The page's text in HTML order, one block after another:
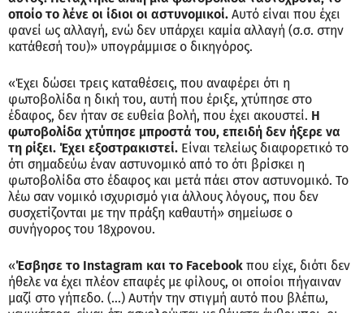
οποίο το λένε οι ίδιοι οι αστυνομικοί. Αυτό είναι που έχει
φανεί ως αλλαγή, ενώ δεν υπάρχει καμία αλλαγή (σ.σ. στην
κατάθεσή του)» υπογράμμισε ο δικηγόρος.
«Έχει δώσει τρεις καταθέσεις, που αναφέρει ότι η
φωτοβολίδα η δική του, αυτή που έριξε, χτύπησε στο
έδαφος, δεν ήταν σε ευθεία βολή, που έχει ακουστεί. Η
φωτοβολίδα χτύπησε μπροστά του, επειδή δεν ήξερε να
τη ρίξει. Έχει εξοστρακιστεί. Είναι τελείως διαφορετικό το
ότι σημαδεύω έναν αστυνομικό από το ότι βρίσκει η
φωτοβολίδα στο έδαφος και μετά πάει στον αστυνομικό. Το
λέω σαν νομικό ισχυρισμό για άλλους λόγους, που δεν
συσχετίζονται με την πράξη καθαυτή» σημείωσε ο
συνήγορος του 18χρονου.
«Έσβησε το Instagram και το Facebook που είχε, διότι δεν
ήθελε να έχει πλέον επαφές με φίλους, οι οποίοι πήγαιναν
μαζί στο γήπεδο. (…) Αυτήν την στιγμή αυτό που βλέπω,